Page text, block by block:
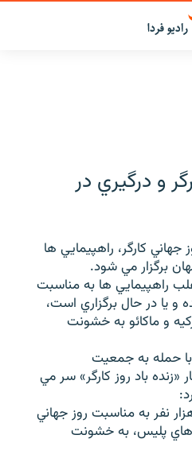
و درگيري در
کارگر، راهپيمايي ها
برگزار مي شود.
راهپيمايي ها به مناسبت
و يا در حال برگزاري است،
و ماکائو به خشونت
حمله به جمعيت
باد روز کارگر» سر مي
ماکائو نيز، تجمع حدود ۳ هزار نفر به مناسبت روز جهاني
پليس، به خشونت